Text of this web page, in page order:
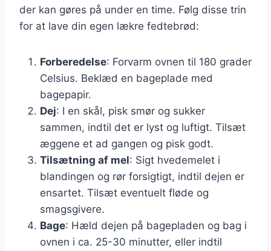
der kan gøres på under en time. Følg disse trin
for at lave din egen lækre fedtebrød:
Forberedelse: Forvarm ovnen til 180 grader
Celsius. Beklæd en bageplade med
bagepapir.
Dej: I en skål, pisk smør og sukker
sammen, indtil det er lyst og luftigt. Tilsæt
æggene et ad gangen og pisk godt.
Tilsætning af mel: Sigt hvedemelet i
blandingen og rør forsigtigt, indtil dejen er
ensartet. Tilsæt eventuelt fløde og
smagsgivere.
Bage: Hæld dejen på bagepladen og bag i
ovnen i ca. 25-30 minutter, eller indtil